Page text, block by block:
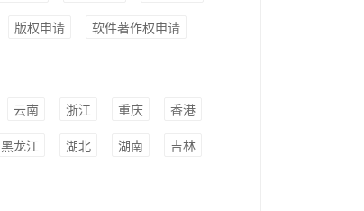
版权申请 软件著作权申请
云南 浙江 重庆 香港
黑龙江 湖北 湖南 吉林